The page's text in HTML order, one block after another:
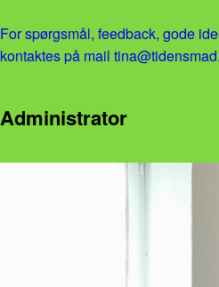
For spørgsmål, feedback, gode
kontaktes på mail
Administrator